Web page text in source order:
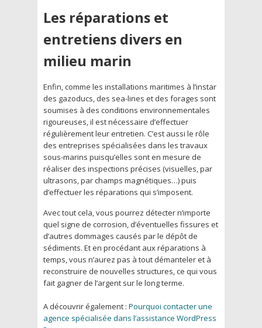
Les réparations et
entretiens divers en
milieu marin
Enfin, comme les installations maritimes à l’instar
des gazoducs, des sea-lines et des forages sont
soumises à des conditions environnementales
rigoureuses, il est nécessaire d’effectuer
régulièrement leur entretien. C’est aussi le rôle
des entreprises spécialisées dans les travaux
sous-marins puisqu’elles sont en mesure de
réaliser des inspections précises (visuelles, par
ultrasons, par champs magnétiques…) puis
d’effectuer les réparations qui s’imposent.
Avec tout cela, vous pourrez détecter n’importe
quel signe de corrosion, d’éventuelles fissures et
d’autres dommages causés par le dépôt de
sédiments. Et en procédant aux réparations à
temps, vous n’aurez pas à tout démanteler et à
reconstruire de nouvelles structures, ce qui vous
fait gagner de l’argent sur le long terme.
A découvrir également : Pourquoi contacter une
agence spécialisée dans l’assistance WordPress